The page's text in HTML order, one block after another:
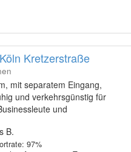
Kretzerstraße
mit separatem Eingang,
und verkehrsgünstig für
und
B.
97%